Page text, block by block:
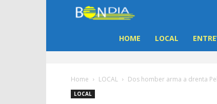
Dia
HOME LOCAL
Home LOCAL Dos homber arma a drenta
LOCAL